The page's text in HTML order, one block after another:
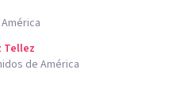
Tellez
de América